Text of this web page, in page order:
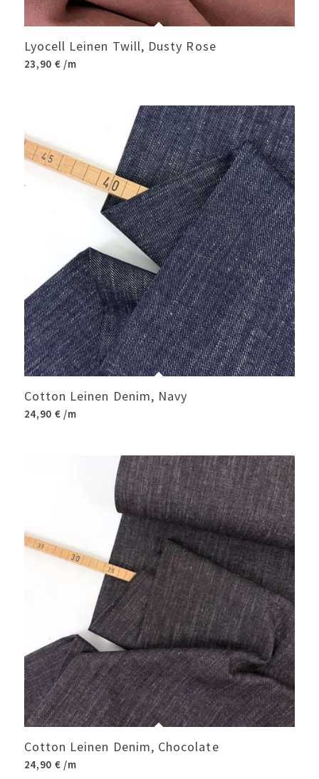
Lyocell Leinen Twill, Dusty Rose
23,90 € /m
Cotton Leinen Denim, Navy
24,90 € /m
Cotton Leinen Denim, Chocolate
24,90 € /m